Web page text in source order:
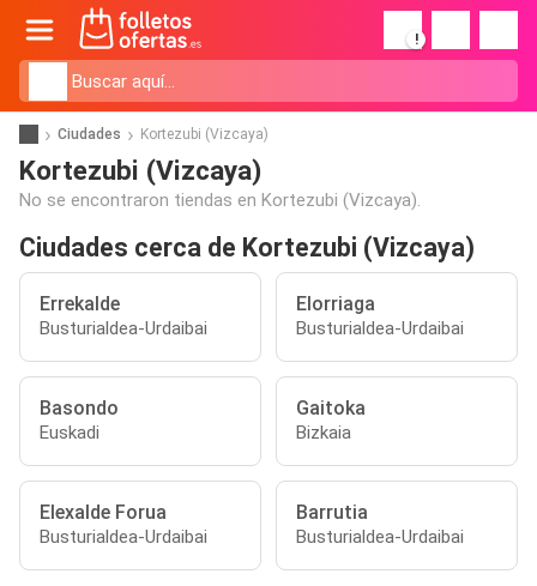
!
Ciudades Kortezubi (Vizcaya)
Kortezubi (Vizcaya)
No se encontraron tiendas en Kortezubi (Vizcaya).
Ciudades cerca de Kortezubi (Vizcaya)
Errekalde
Busturialdea-Urdaibai
Elorriaga
Busturialdea-Urdaibai
Basondo
Euskadi
Gaitoka
Bizkaia
Elexalde Forua
Busturialdea-Urdaibai
Barrutia
Busturialdea-Urdaibai